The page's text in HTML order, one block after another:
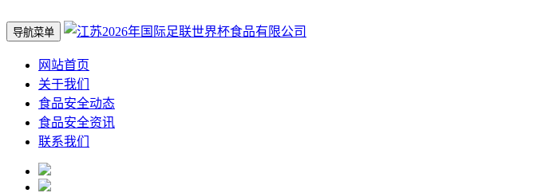
导航菜单
网站首页
关于我们
食品安全动态
食品安全资讯
联系我们